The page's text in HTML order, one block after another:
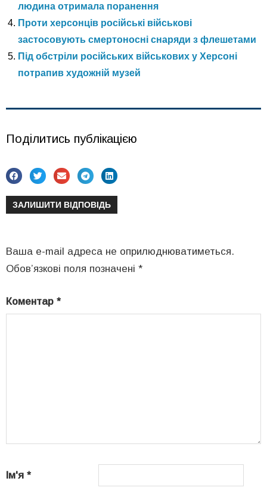
людина отримала поранення
Проти херсонців російські військові
застосовують смертоносні снаряди з флешетами
Під обстріли російських військових у Херсоні
потрапив художній музей
Поділитись публікацією
ЗАЛИШИТИ ВІДПОВІДЬ
Ваша e-mail адреса не оприлюднюватиметься.
Обов’язкові поля позначені *
Коментар *
Ім'я *